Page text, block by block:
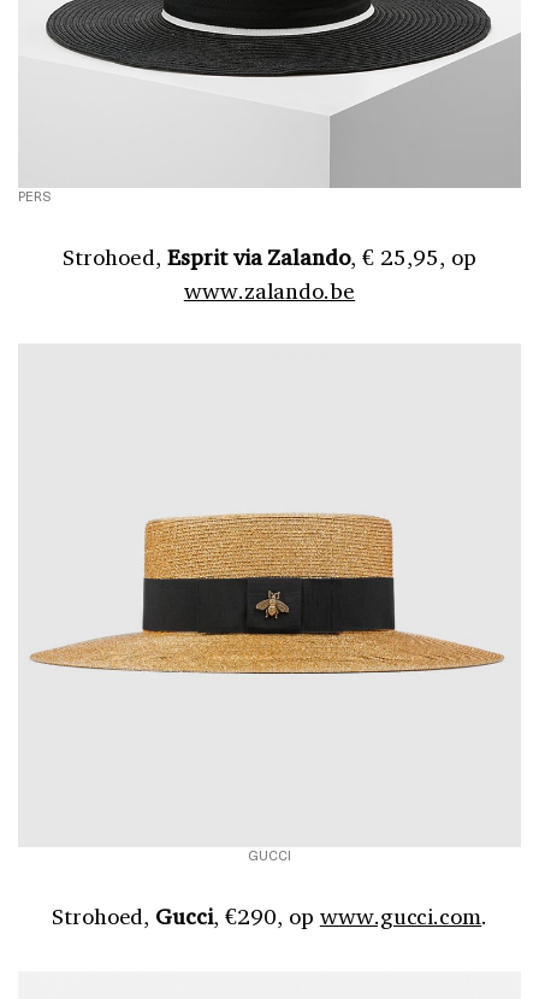
PERS
Strohoed, Esprit via Zalando, € 25,95, op
www.zalando.be
GUCCI
Strohoed, Gucci, €290, op www.gucci.com.